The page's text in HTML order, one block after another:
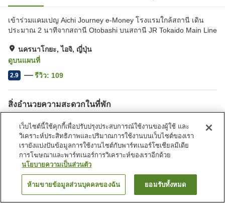
เข้าร่วมแคมเปญ Aichi Journey e-Money โรงแรมใกล้สถานี เดิน
ประมาณ 2 นาทีจากสถานี Otobashi บนสถานี JR Tokaido Main Line
นครนาโกยะ, ไอจิ, ญี่ปุ่น
ดูบนแผนที่
2.9 รีวิว: 109
สิ่งอำนวยความสะดวกในที่พัก
หน้าแรก ญี่ปุ่น ไอจิ
นครนาโกยะ
Hotel Livemax Budget Nagoya
ค้นหาห้องพัก
เว็บไซต์นี้ใช้คุกกี้เพื่อปรับปรุงประสบการณ์ใช้งานของผู้ใช้ และ
วิเคราะห์ประสิทธิภาพและปริมาณการใช้งานบนเว็บไซต์ของเรา
เรายังแบ่งปันข้อมูลการใช้งานไซต์กับพาร์ทเนอร์โซเชียลมีเดีย
การโฆษณาและพาร์ทเนอร์การวิเคราะห์ของเราอีกด้วย
นโยบายความเป็นส่วนตัว
ห้ามขายข้อมูลส่วนบุคคลของฉัน ยอมรับทั้งหมด